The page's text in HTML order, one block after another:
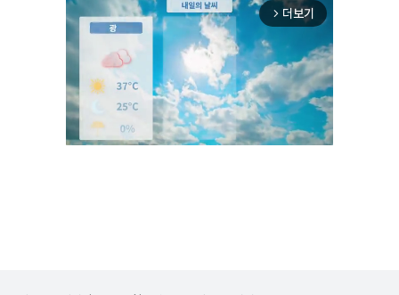
arrow_forward_ios 더보기